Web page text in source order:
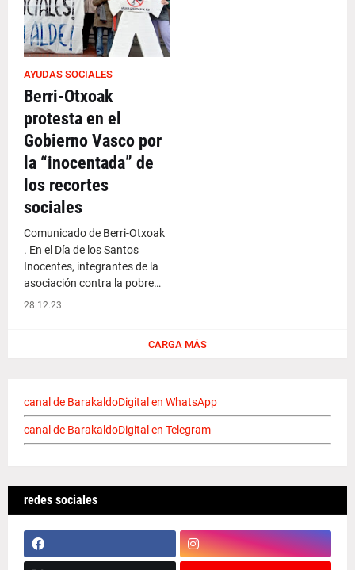
AYUDAS SOCIALES
Berri-Otxoak
protesta en el
Gobierno Vasco por
la “inocentada” de
los recortes
sociales
Comunicado de Berri-Otxoak
. En el Día de los Santos
Inocentes, integrantes de la
asociación contra la pobre…
28.12.23
CARGA MÁS
canal de BarakaldoDigital en WhatsApp
canal de BarakaldoDigital en Telegram
redes sociales